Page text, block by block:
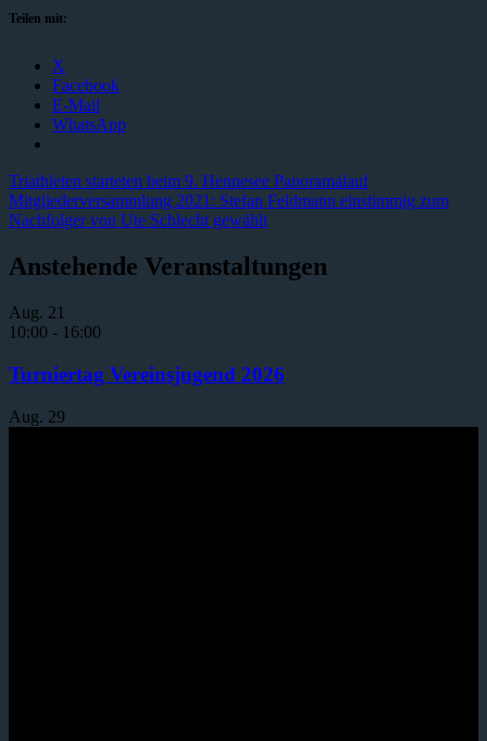
Teilen mit:
X
Facebook
E-Mail
WhatsApp
Triathleten starteten beim 9. Hennesee Panoramalauf
Mitgliederversammlung 2021: Stefan Feldmann einstimmig zum
Nachfolger von Ute Schlecht gewählt
Anstehende Veranstaltungen
Aug. 21
10:00 - 16:00
Turniertag Vereinsjugend 2026
Aug. 29